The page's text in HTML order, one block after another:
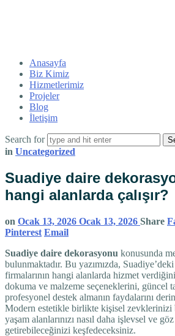
Anasayfa
Biz Kimiz
Hizmetlerimiz
Projeler
Blog
İletişim
Search for
in Uncategorized
Suadiye daire
hangi alanlarda çalışır?
on Ocak 13, 2026 Ocak 13, 2026 Share
Pinterest Email
Suadiye daire dekorasyonu konusunda
bulunmaktadır. Bu yazımızda,
firmalarının hangi alanlarda hizmet
dokuma ve malzeme seçeneklerini, güncel
profesyonel destek almanın faydalarını
Modern estetikle birlikte kişisel zevklerinizi
yaşam alanlarınızı nasıl daha işlevsel ve göz
getirebileceğinizi keşfedeceksiniz.